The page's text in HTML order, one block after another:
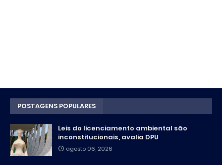
POSTAGENS POPULARES
Leis do licenciamento ambiental são
inconstitucionais, avalia DPU
agosto 06, 2026